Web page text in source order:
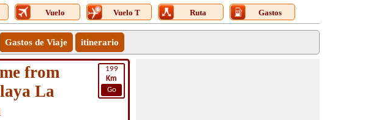
Vuelo Vuelo T Ruta Gastos
Gastos de Viaje itinerario
199
Km
Go
from
La